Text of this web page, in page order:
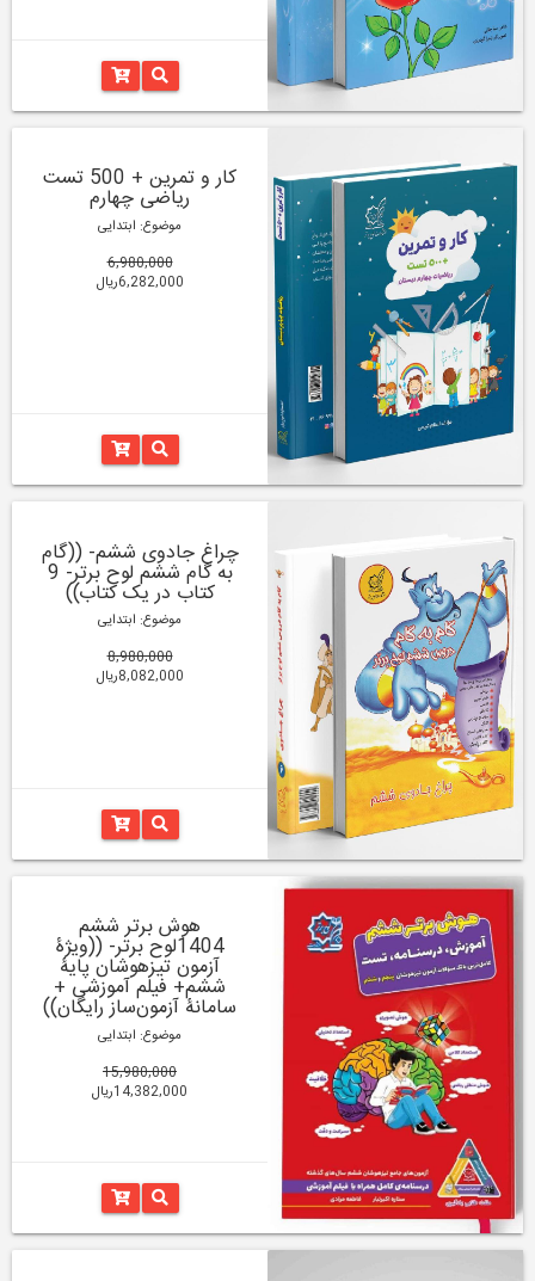
کار و تمرین + 500 تست
ریاضی چهارم
موضوع: ابتدایی
6,980,000
6,282,000ریال
چراغ جادوی ششم- ((گام
به گام ششم لوح برتر- 9
کتاب در یک کتاب))
موضوع: ابتدایی
8,980,000
8,082,000ریال
هوش برتر ششم
1404لوح برتر- ((ویژۀ
آزمون تیزهوشان پایۀ
ششم+ فیلم آموزشی +
سامانۀ آزمون‌ساز رایگان))
موضوع: ابتدایی
15,980,000
14,382,000ریال